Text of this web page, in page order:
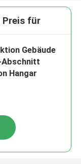
Preis für
Gebäude
Hangar